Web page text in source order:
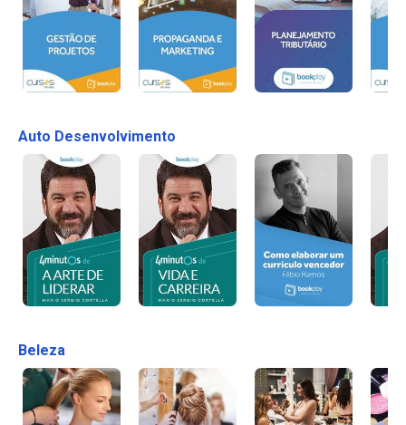
Auto Desenvolvimento
Beleza